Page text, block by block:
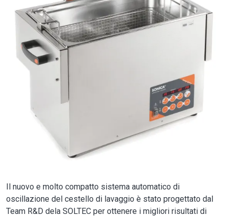
Il nuovo e molto compatto sistema automatico di
oscillazione del cestello di lavaggio è stato progettato dal
Team R&D dela SOLTEC per ottenere i migliori risultati di